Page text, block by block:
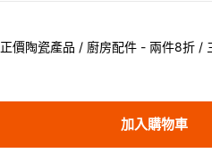
正價陶瓷產品 / 廚房配件 - 兩件8折 /
加入購物車